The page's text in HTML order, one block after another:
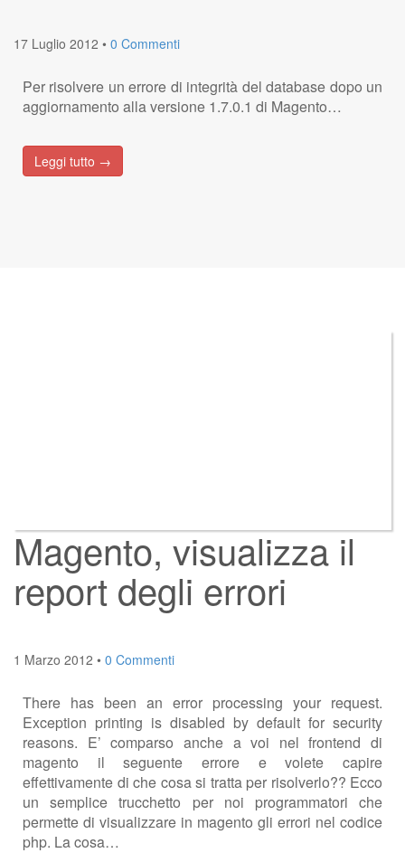
17 Luglio 2012 • 0 Commenti
Per risolvere un errore di integrità del database dopo un
aggiornamento alla versione 1.7.0.1 di Magento…
Leggi tutto →
Magento, visualizza il
report degli errori
1 Marzo 2012 • 0 Commenti
There has been an error processing your request.
Exception printing is disabled by default for security
reasons. E’ comparso anche a voi nel frontend di
magento il seguente errore e volete capire
effettivamente di che cosa si tratta per risolverlo?? Ecco
un semplice trucchetto per noi programmatori che
permette di visualizzare in magento gli errori nel codice
php. La cosa…